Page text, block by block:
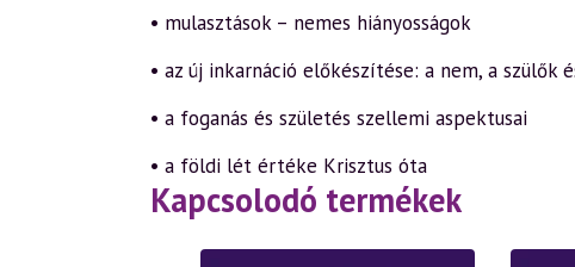
• mulasztások – nemes hiányosságok
• az új inkarnáció előkészítése: a nem, a szülők
• a foganás és születés szellemi aspektusai
• a földi lét értéke Krisztus óta
Kapcsolodó termékek